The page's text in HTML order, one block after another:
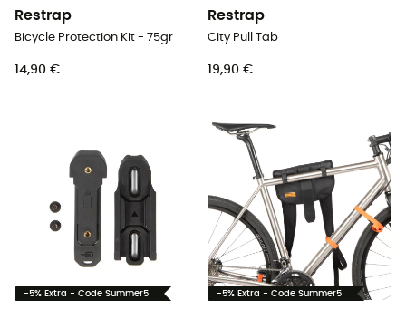
Restrap
Bicycle Protection Kit - 75gr
14,90 €
Restrap
City Pull Tab
19,90 €
-5% Extra - Code Summer5 -5% Extra - Code Summer5